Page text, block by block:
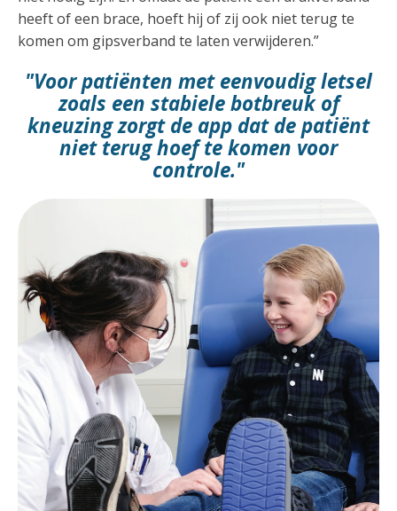
heeft of een brace, hoeft hij of zij ook niet terug te
komen om gipsverband te laten verwijderen.”
"Voor patiënten met eenvoudig letsel
zoals een stabiele botbreuk of
kneuzing zorgt de app dat de patiënt
niet terug hoef te komen voor
controle."